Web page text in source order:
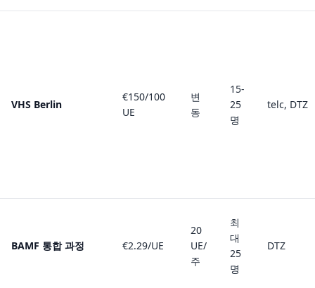
VHS Berlin
€150/100
UE
변
동
15-
25
명
telc, DTZ
BAMF 통합 과정 €2.29/UE
20
UE/
주
최
대
25
명
DTZ